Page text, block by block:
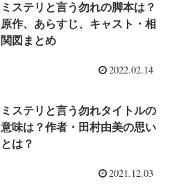
ミステリと言う勿れの脚本は？
原作、あらすじ、キャスト・相
関図まとめ
2022.02.14
ミステリと言う勿れタイトルの
意味は？作者・田村由美の思い
とは？
2021.12.03